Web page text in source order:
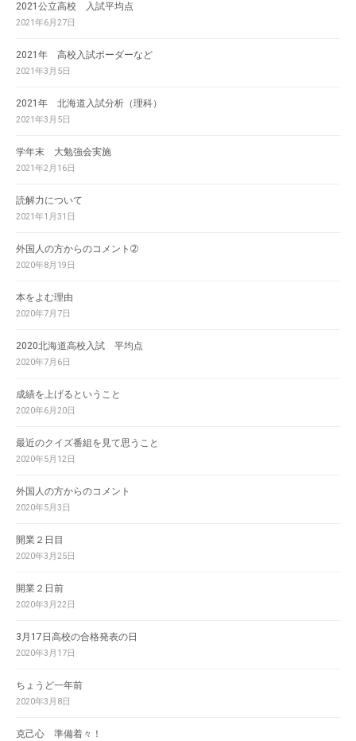
2021公立高校 入試平均点
2021年6月27日
2021年 高校入試ボーダーなど
2021年3月5日
2021年 北海道入試分析（理科）
2021年3月5日
学年末 大勉強会実施
2021年2月16日
読解力について
2021年1月31日
外国人の方からのコメント➁
2020年8月19日
本をよむ理由
2020年7月7日
2020北海道高校入試 平均点
2020年7月6日
成績を上げるということ
2020年6月20日
最近のクイズ番組を見て思うこと
2020年5月12日
外国人の方からのコメント
2020年5月3日
開業２日目
2020年3月25日
開業２日前
2020年3月22日
3月17日高校の合格発表の日
2020年3月17日
ちょうど一年前
2020年3月8日
克己心 準備着々！